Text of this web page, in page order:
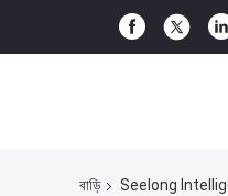
বাড়ি Seelong